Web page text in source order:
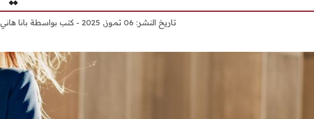
تاريخ النشر: 06 تموز, 2025 - كتب بواسطة بانا هاني